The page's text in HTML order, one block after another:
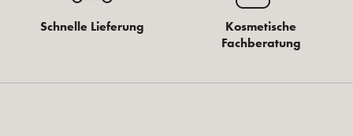
Schnelle Lieferung
Kosmetische
Fachberatung